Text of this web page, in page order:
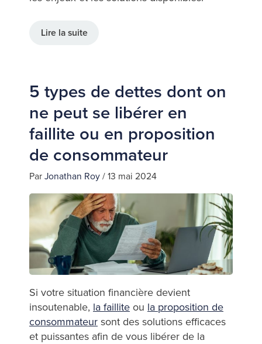
Lire la suite
5 types de dettes dont on
ne peut se libérer en
faillite ou en proposition
de consommateur
Par Jonathan Roy / 13 mai 2024
Si votre situation financière devient
insoutenable, la faillite ou la proposition de
consommateur sont des solutions efficaces
et puissantes afin de vous libérer de la